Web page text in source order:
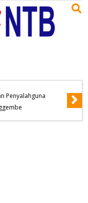
Penyalahguna